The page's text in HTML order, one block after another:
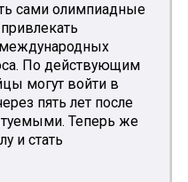
сами олимпиадные
По действующим
могут войти в
пять лет после
Теперь же
и стать